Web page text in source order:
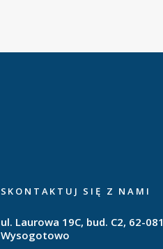
SKONTAKTUJ SIĘ Z NAMI
ul. Laurowa 19C, bud. C2, 62-081
Wysogotowo